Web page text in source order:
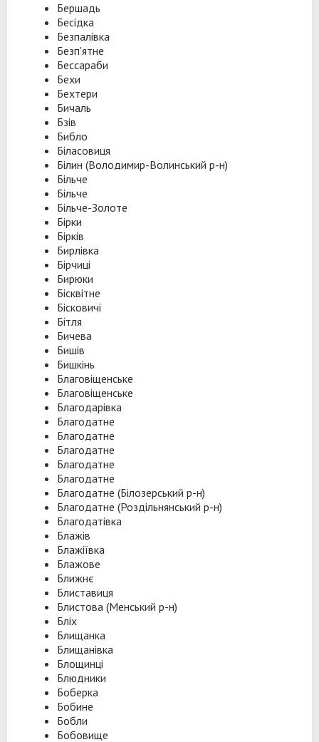
Бершадь
Бесідка
Безпалівка
Безп'ятне
Бессараби
Бехи
Бехтери
Бичаль
Бзів
Библо
Біласовиця
Білин (Володимир-Волинський р-н)
Більче
Більче
Більче-Золоте
Бірки
Бірків
Бирлівка
Бірчиці
Бирюки
Бісквітне
Бісковичі
Бітля
Бичева
Бишів
Бишкінь
Благовіщенське
Благовіщенське
Благодарівка
Благодатне
Благодатне
Благодатне
Благодатне
Благодатне
Благодатне (Білозерський р-н)
Благодатне (Роздільнянський р-н)
Благодатівка
Блажів
Блажіївка
Блажове
Ближнє
Блиставиця
Блистова (Менський р-н)
Бліх
Блищанка
Блищанівка
Блощинці
Блюдники
Боберка
Бобине
Бобли
Бобовище